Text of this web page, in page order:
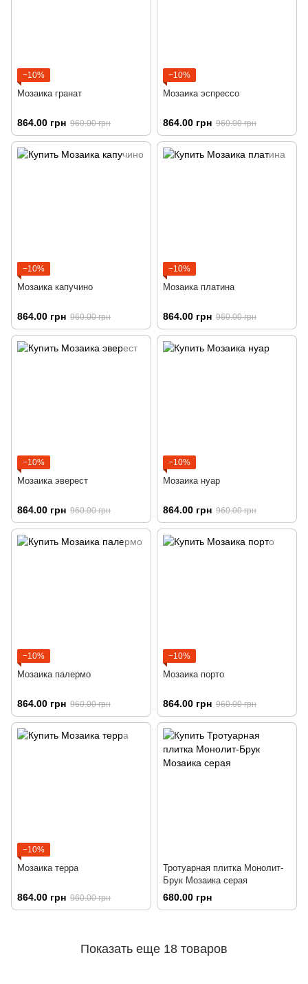
−10%
Мозаика гранат
864.00 грн 960.00 грн
−10%
Мозаика эспрессо
864.00 грн 960.00 грн
−10%
Мозаика капучино
864.00 грн 960.00 грн
−10%
Мозаика платина
864.00 грн 960.00 грн
−10%
Мозаика эверест
864.00 грн 960.00 грн
−10%
Мозаика нуар
864.00 грн 960.00 грн
−10%
Мозаика палермо
864.00 грн 960.00 грн
−10%
Мозаика порто
864.00 грн 960.00 грн
−10%
Мозаика терра
864.00 грн 960.00 грн
Тротуарная плитка Монолит-
Брук Мозаика серая
680.00 грн
Показать еще 18 товаров